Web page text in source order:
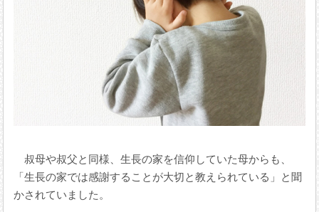
叔母や叔父と同様、生長の家を信仰していた母からも、
「生長の家では感謝することが大切と教えられている」と聞
かされていました。